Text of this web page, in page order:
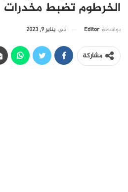
الخرطوم تضبط مخدرات
بواسطة Editor في يناير 9, 2023
مشاركة